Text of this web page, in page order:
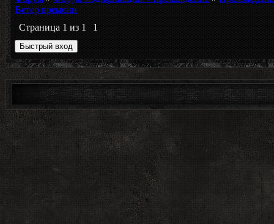
Ветер времени
Страница 1 из 1 1